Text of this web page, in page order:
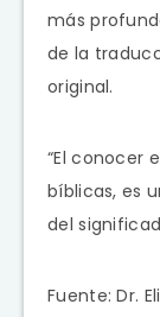
más
de la
original.
“El conocer
bíblicas, es
del
Fuente: Dr.